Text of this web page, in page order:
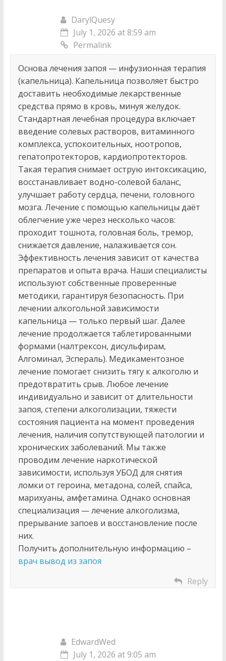
DarylQuesy
July 1, 2026 at 8:59 am
Permalink
Основа лечения запоя — инфузионная терапия
(капельница). Капельница позволяет быстро
доставить необходимые лекарственные
средства прямо в кровь, минуя желудок.
Стандартная лечебная процедура включает
введение солевых растворов, витаминного
комплекса, успокоительных, ноотропов,
гепатопротекторов, кардиопротекторов.
Такая терапия снимает острую интоксикацию,
восстанавливает водно-солевой баланс,
улучшает работу сердца, печени, головного
мозга. Лечение с помощью капельницы даёт
облегчение уже через несколько часов:
проходит тошнота, головная боль, тремор,
снижается давление, налаживается сон.
Эффективность лечения зависит от качества
препаратов и опыта врача. Наши специалисты
используют собственные проверенные
методики, гарантируя безопасность. При
лечении алкогольной зависимости
капельница — только первый шаг. Далее
лечение продолжается таблетированными
формами (налтрексон, дисульфирам,
Алгоминал, Эспераль). Медикаментозное
лечение помогает снизить тягу к алкоголю и
предотвратить срыв. Любое лечение
индивидуально и зависит от длительности
запоя, степени алкоголизации, тяжести
состояния пациента на момент проведения
лечения, наличия сопутствующей патологии и
хронических заболеваний. Мы также
проводим лечение наркотической
зависимости, используя УБОД для снятия
ломки от героина, метадона, солей, спайса,
марихуаны, амфетамина. Однако основная
специализация — лечение алкоголизма,
прерывание запоев и восстановление после
них.
Получить дополнительную информацию –
врач вывод из запоя
Reply
EdwardWed
July 1, 2026 at 9:05 am